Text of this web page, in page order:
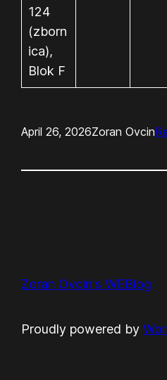
124
(zborn
ica),
Blok F
April 26, 2026Zoran Ovcin
Zoran Ovcin's WEBlog
Proudly powered by